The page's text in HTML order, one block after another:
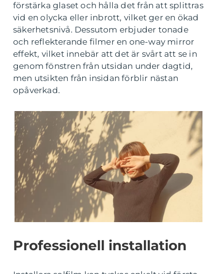
förstärka glaset och hålla det från att splittras
vid en olycka eller inbrott, vilket ger en ökad
säkerhetsnivå. Dessutom erbjuder tonade
och reflekterande filmer en one-way mirror
effekt, vilket innebär att det är svårt att se in
genom fönstren från utsidan under dagtid,
men utsikten från insidan förblir nästan
opåverkad.
Professionell installation